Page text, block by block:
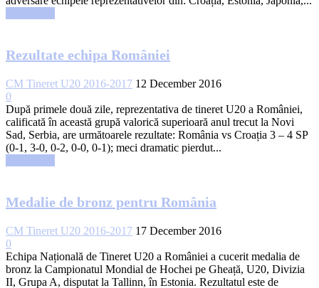
Rezultate echipa României
CM Tineret U20 2016-2017 12 December 2016
0
După primele două zile, reprezentativa de tineret U20 a României,
calificată în această grupă valorică superioară anul trecut la Novi
Sad, Serbia, are următoarele rezultate: România vs Croația 3 – 4 SP
(0-1, 3-0, 0-2, 0-0, 0-1); meci dramatic pierdut...
Medalie de bronz pentru România
CM Tineret U20 2016-2017 17 December 2016
0
Echipa Națională de Tineret U20 a României a cucerit medalia de
bronz la Campionatul Mondial de Hochei pe Gheață, U20, Divizia
II, Grupa A, disputat la Tallinn, în Estonia. Rezultatul este de